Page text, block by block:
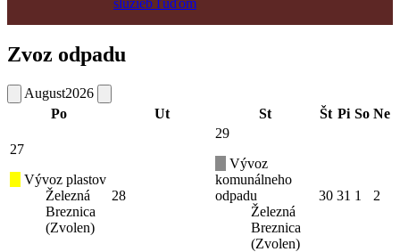
Zvoz odpadu
August2026
Po
Ut St Št Pi So Ne
27
Vývoz plastov
Železná
Breznica
(Zvolen)
28
29
Vývoz
komunálneho
odpadu
Železná
Breznica
(Zvolen)
30 31 1 2